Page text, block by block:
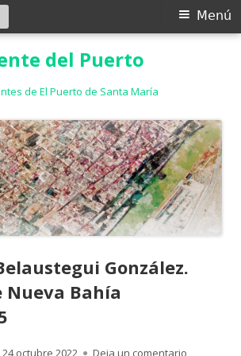
del Puerto
de El Puerto de Santa María
Menú
Buscar:
González.
Nueva Bahía
Publicado
24 octubre 2022 Deja un comentario